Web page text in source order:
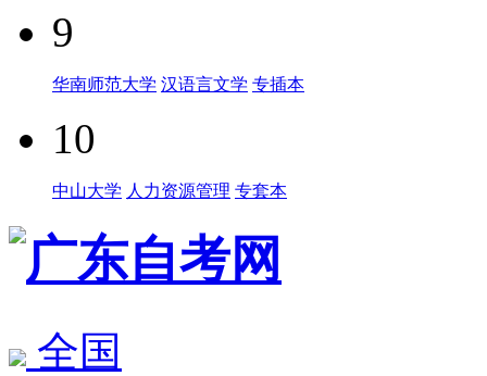
9
华南师范大学 汉语言文学 专插本
10
中山大学 人力资源管理 专套本
全国